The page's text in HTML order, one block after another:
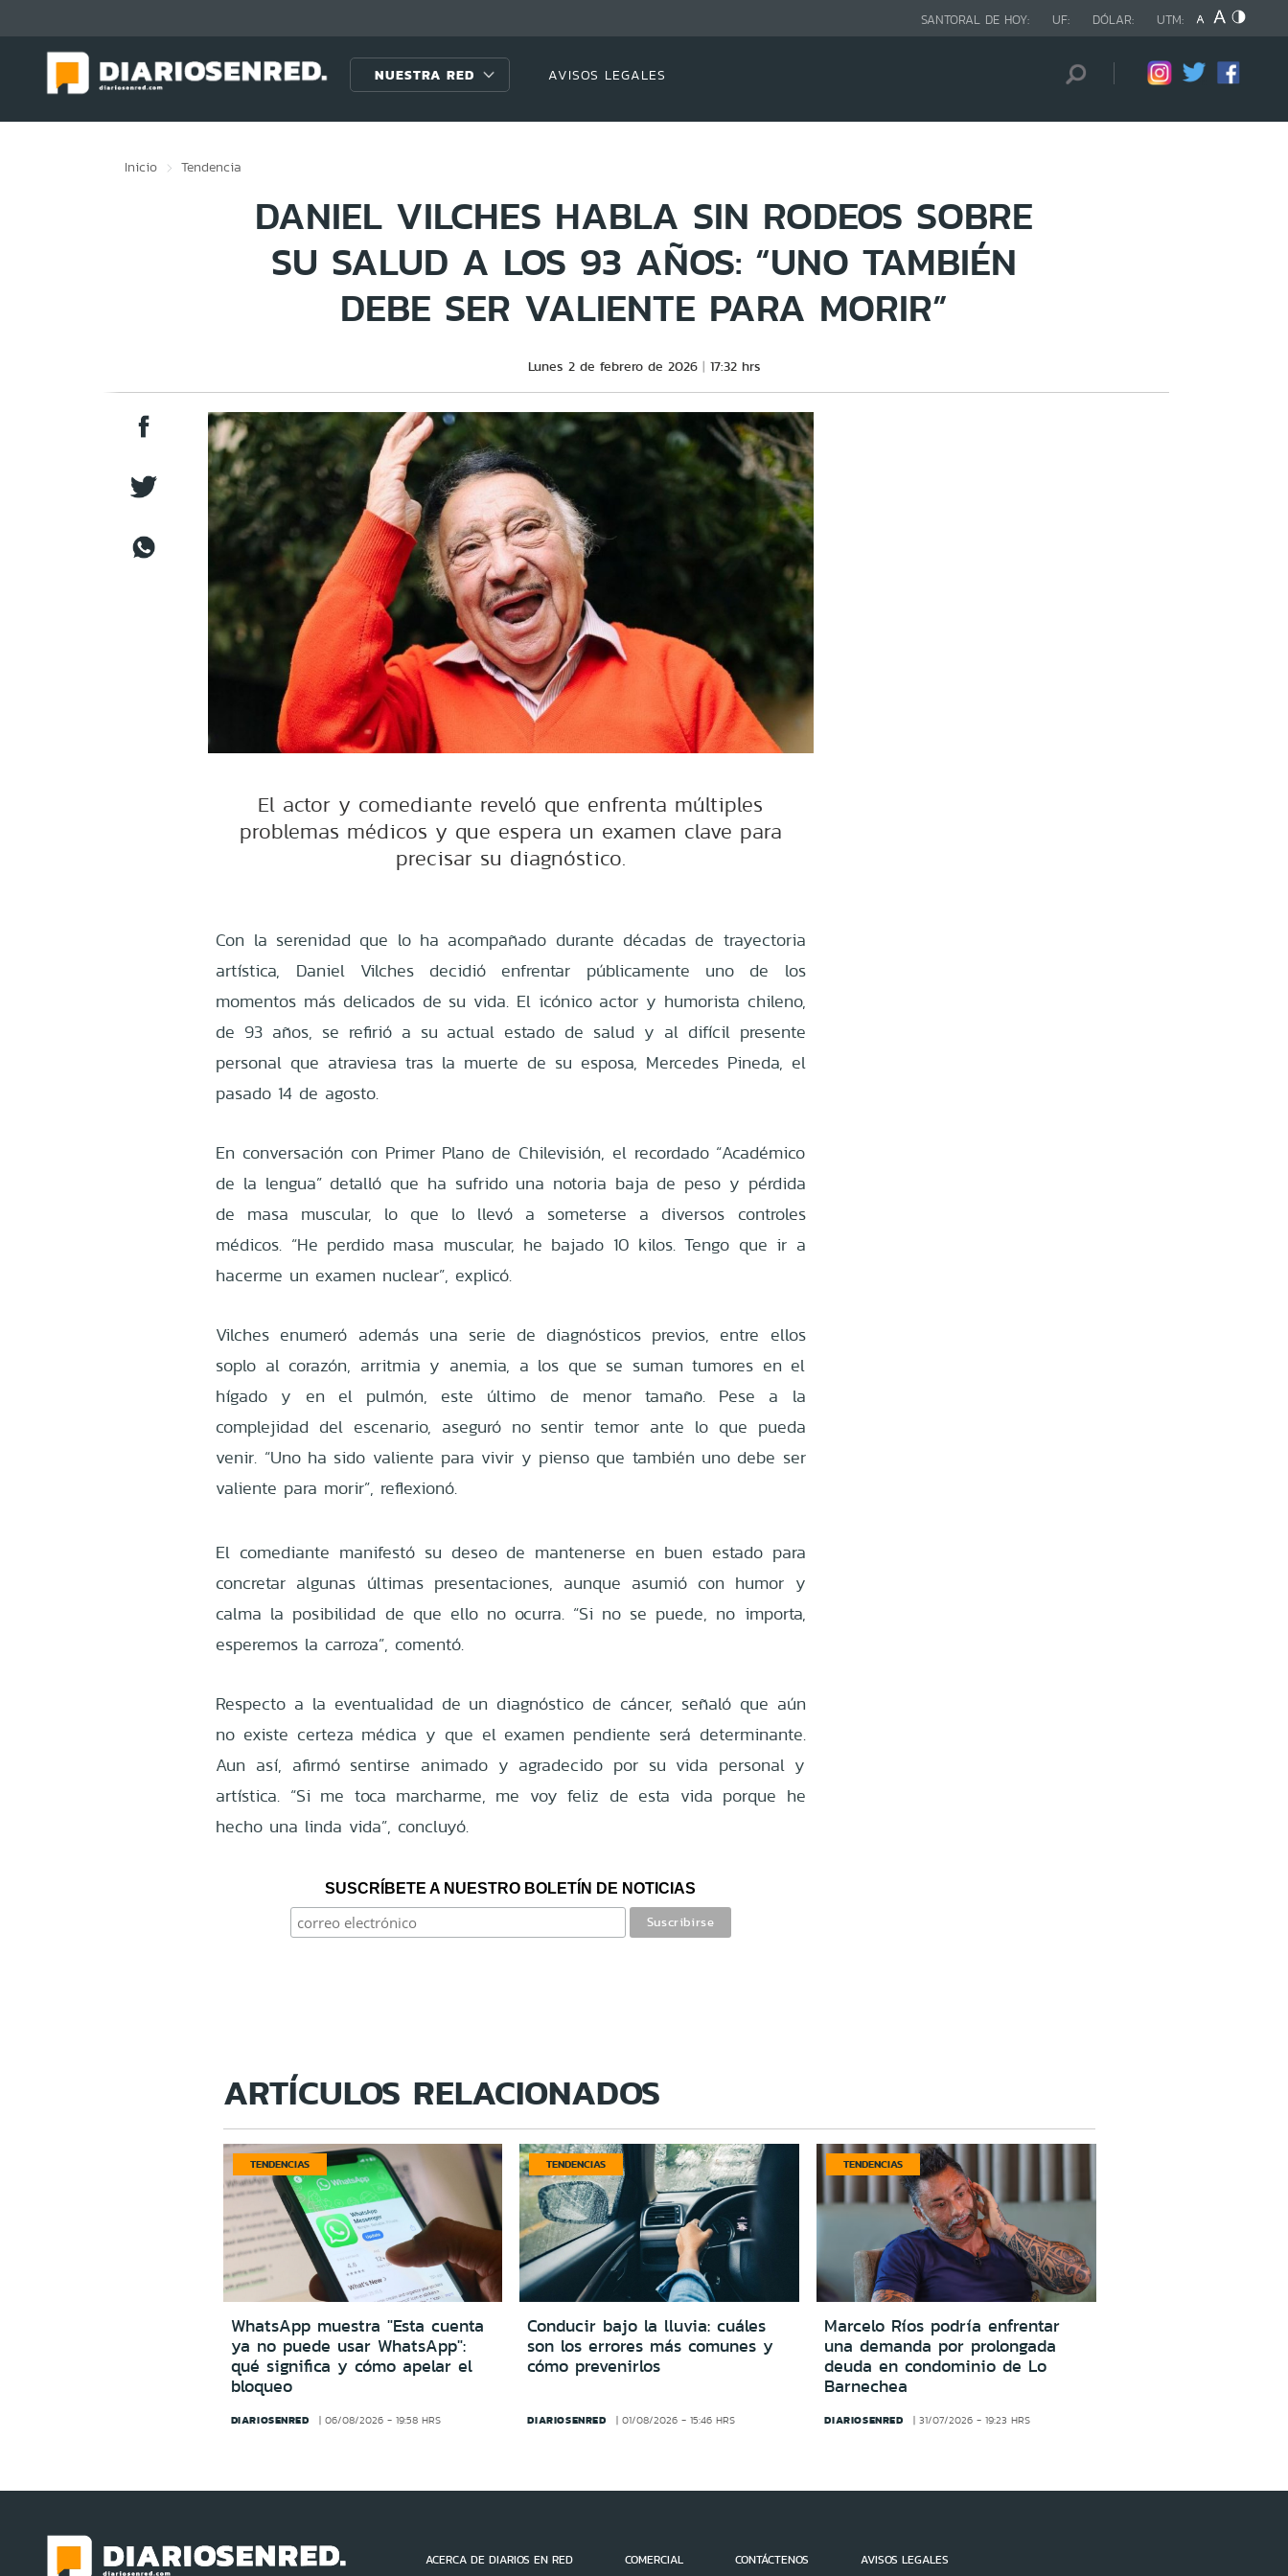
SANTORAL DE HOY: UF: DÓLAR: UTM:
NUESTRA RED AVISOS LEGALES
Inicio Tendencia
DANIEL VILCHES HABLA SIN RODEOS SOBRE
SU SALUD A LOS 93 AÑOS: “UNO TAMBIÉN
DEBE SER VALIENTE PARA MORIR”
Lunes 2 de febrero de 2026 17:32 hrs
El actor y comediante reveló que enfrenta múltiples
problemas médicos y que espera un examen clave para
precisar su diagnóstico.
Con la serenidad que lo ha acompañado durante décadas de trayectoria
artística, Daniel Vilches decidió enfrentar públicamente uno de los
momentos más delicados de su vida. El icónico actor y humorista chileno,
de 93 años, se refirió a su actual estado de salud y al difícil presente
personal que atraviesa tras la muerte de su esposa, Mercedes Pineda, el
pasado 14 de agosto.
En conversación con Primer Plano de Chilevisión, el recordado “Académico
de la lengua” detalló que ha sufrido una notoria baja de peso y pérdida
de masa muscular, lo que lo llevó a someterse a diversos controles
médicos. “He perdido masa muscular, he bajado 10 kilos. Tengo que ir a
hacerme un examen nuclear”, explicó.
Vilches enumeró además una serie de diagnósticos previos, entre ellos
soplo al corazón, arritmia y anemia, a los que se suman tumores en el
hígado y en el pulmón, este último de menor tamaño. Pese a la
complejidad del escenario, aseguró no sentir temor ante lo que pueda
venir. “Uno ha sido valiente para vivir y pienso que también uno debe ser
valiente para morir”, reflexionó.
El comediante manifestó su deseo de mantenerse en buen estado para
concretar algunas últimas presentaciones, aunque asumió con humor y
calma la posibilidad de que ello no ocurra. “Si no se puede, no importa,
esperemos la carroza”, comentó.
Respecto a la eventualidad de un diagnóstico de cáncer, señaló que aún
no existe certeza médica y que el examen pendiente será determinante.
Aun así, afirmó sentirse animado y agradecido por su vida personal y
artística. “Si me toca marcharme, me voy feliz de esta vida porque he
hecho una linda vida”, concluyó.
SUSCRÍBETE A NUESTRO BOLETÍN DE NOTICIAS
ARTÍCULOS RELACIONADOS
TENDENCIAS
WhatsApp muestra "Esta cuenta
ya no puede usar WhatsApp":
qué significa y cómo apelar el
bloqueo
DIARIOSENRED 06/08/2026 - 19:58 HRS
TENDENCIAS
Conducir bajo la lluvia: cuáles
son los errores más comunes y
cómo prevenirlos
DIARIOSENRED 01/08/2026 - 15:46 HRS
TENDENCIAS
Marcelo Ríos podría enfrentar
una demanda por prolongada
deuda en condominio de Lo
Barnechea
DIARIOSENRED 31/07/2026 - 19:23 HRS
ACERCA DE DIARIOS EN RED COMERCIAL CONTÁCTENOS AVISOS LEGALES